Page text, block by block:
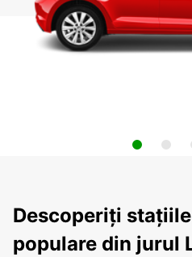
Descoperiți
populare din jurul